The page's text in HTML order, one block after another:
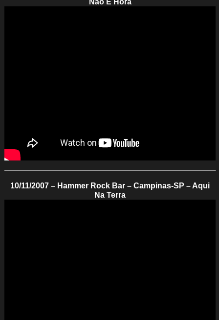
10/11/2007 – Hammer Rock Bar – Campinas-SP – Aqui
Na Terra